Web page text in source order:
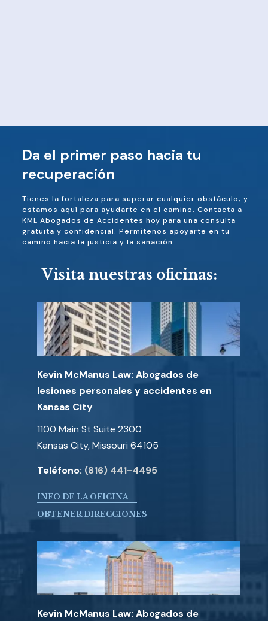
Da el primer paso hacia tu
recuperación
Tienes la fortaleza para superar cualquier obstáculo, y
estamos aquí para ayudarte en el camino. Contacta a
KML Abogados de Accidentes hoy para una consulta
gratuita y confidencial. Permítenos apoyarte en tu
camino hacia la justicia y la sanación.
Visita nuestras oficinas:
Kevin McManus Law: Abogados de
lesiones personales y accidentes en
Kansas City
1100 Main St Suite 2300
Kansas City, Missouri 64105
Teléfono: (816) 441-4495
INFO DE LA OFICINA
OBTENER DIRECCIONES
Kevin McManus Law: Abogados de